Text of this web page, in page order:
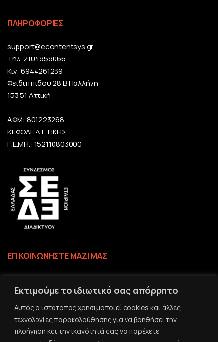
Εκτιμούμε το ιδιωτικό σας απόρρητο
Αυτός ο ιστότοπος χρησιμοποιεί cookies και άλλες
τεχνολογίες παρακολούθησης για να βοηθήσει την
πλοήγηση και την ικανότητά σας να παρέχετε
ΠΛΗΡΟΦΟΡΙΕΣ
support@econtentsys.gr
Τηλ. 2104959066
Κιν: 6944261239
Φειδιππίδου 28 Β Παλλήνη
153 51 Αττική
ΑΦΜ: 801223268
ΚΕΦΟΔΕ ΑΤΤΙΚΗΣ
Γ.Ε.ΜΗ.: 152110803000
ΕΠΙΚΟΙΝΩΝΗΣΤΕ ΜΑΖΙ ΜΑΣ
Επικοινωνία
Το email σας